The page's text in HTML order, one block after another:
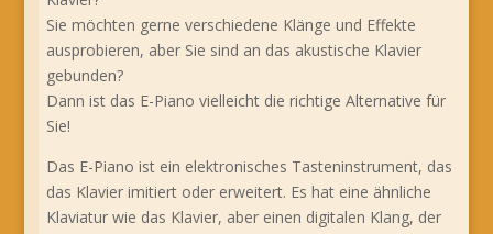
Sie möchten gerne verschiedene Klänge und Effekte
ausprobieren, aber Sie sind an das akustische Klavier
gebunden?
Dann ist das E-Piano vielleicht die richtige Alternative für
Sie!
Das E-Piano ist ein elektronisches Tasteninstrument, das
das Klavier imitiert oder erweitert. Es hat eine ähnliche
Klaviatur wie das Klavier, aber einen digitalen Klang, der